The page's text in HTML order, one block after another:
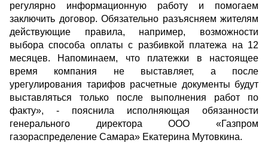
регулярно информационную работу и помогаем
заключить договор. Обязательно разъясняем жителям
действующие правила, например, возможности
выбора способа оплаты с разбивкой платежа на 12
месяцев. Напоминаем, что платежки в настоящее
время компания не выставляет, а после
урегулирования тарифов расчетные документы будут
выставляться только после выполнения работ по
факту», - пояснила исполняющая обязанности
генерального директора ООО «Газпром
газораспределение Самара» Екатерина Мутовкина.